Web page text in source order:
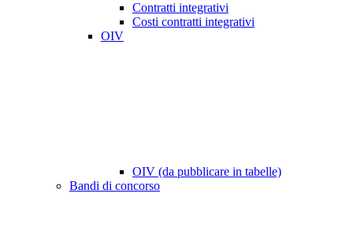
Contratti integrativi
Costi contratti integrativi
OIV
OIV (da pubblicare in tabelle)
Bandi di concorso